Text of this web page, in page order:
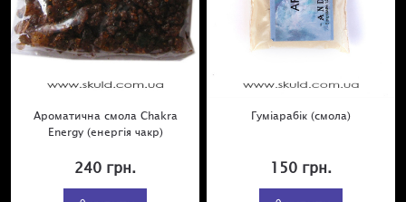
Ароматична смола Chakra
Energy (енергія чакр)
240 грн.
Гуміарабік (смола)
150 грн.